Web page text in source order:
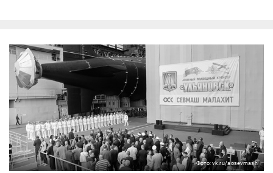
Фото: vk.ru/aosevmash